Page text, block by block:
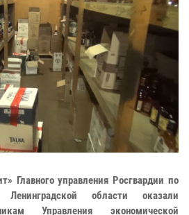
Главного управления Росгвардии по
Ленинградской области оказали
Управления экономической